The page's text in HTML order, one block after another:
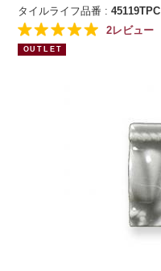
タイルライフ品番 :45119TPC
2レビュー
OUTLET